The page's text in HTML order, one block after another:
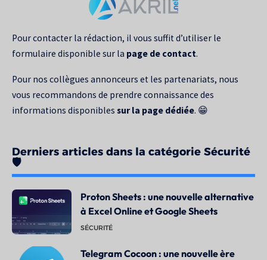
Pour contacter la rédaction, il vous suffit d’utiliser le
formulaire disponible sur la page de contact.
Pour nos collègues annonceurs et les partenariats, nous
vous recommandons de prendre connaissance des
informations disponibles sur la page dédiée. 😁
Derniers articles dans la catégorie Sécurité
🛡️
Proton Sheets : une nouvelle alternative
à Excel Online et Google Sheets
SÉCURITÉ
Telegram Cocoon : une nouvelle ère